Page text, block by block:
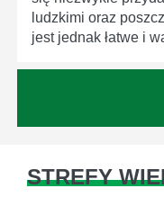
ludzkimi oraz
jest jednak łatwe i
STREFY